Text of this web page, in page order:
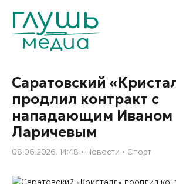
Саратовский
продлил контракт с
нападающим Иваном
Ларичевым
08.06.2026, 14:48 Новости Спорт